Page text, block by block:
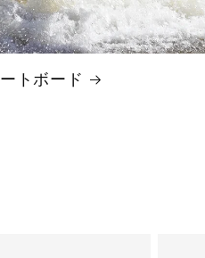
トボード